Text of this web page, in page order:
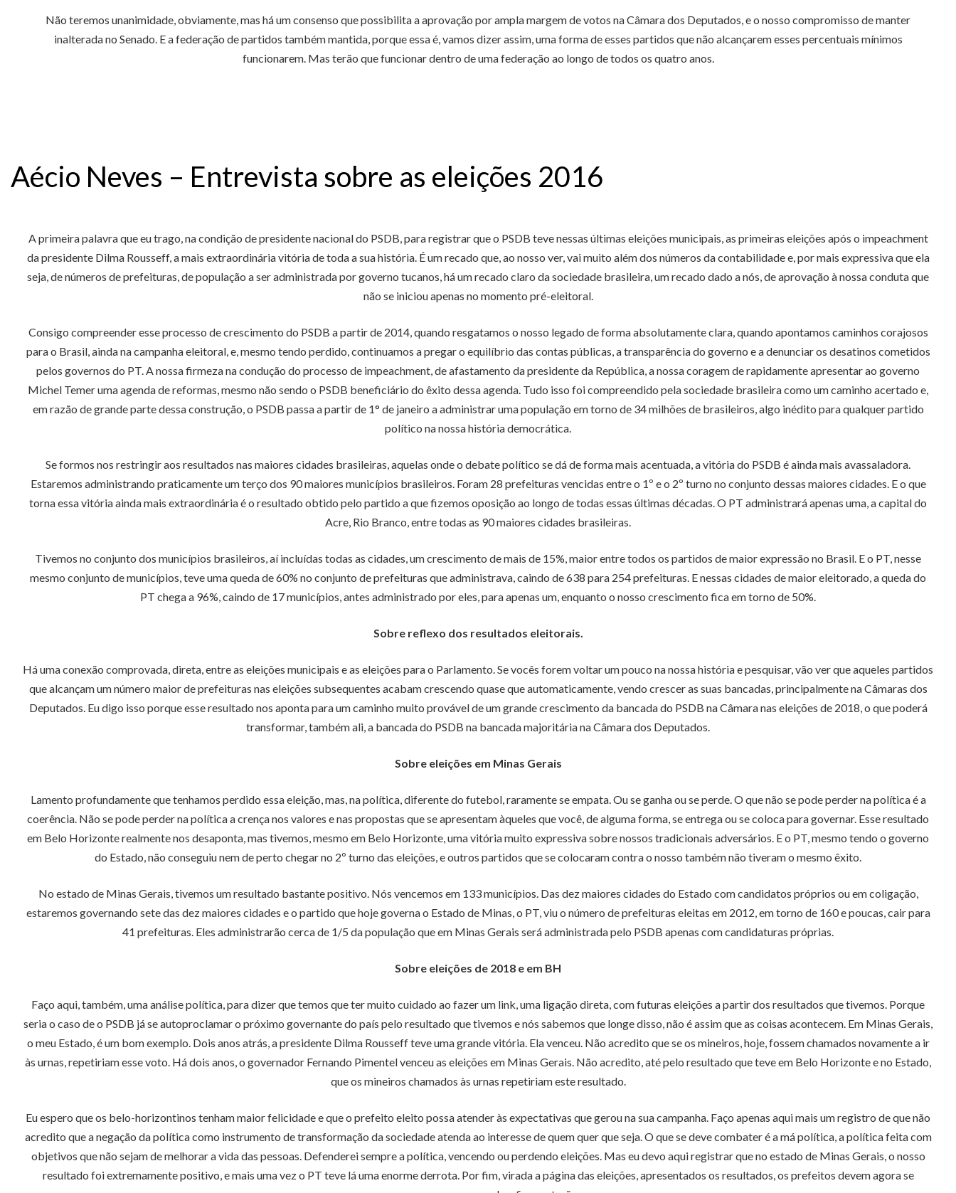
Não teremos unanimidade, obviamente, mas há um consenso que possibilita a aprovação por ampla margem de votos na Câmara dos Deputados, e o nosso compromisso de manter
inalterada no Senado. E a federação de partidos também mantida, porque essa é, vamos dizer assim, uma forma de esses partidos que não alcançarem esses percentuais mínimos
funcionarem. Mas terão que funcionar dentro de uma federação ao longo de todos os quatro anos.
Aécio Neves – Entrevista sobre as eleições 2016
A primeira palavra que eu trago, na condição de presidente nacional do PSDB, para registrar que o PSDB teve nessas últimas eleições municipais, as primeiras eleições após o impeachment
da presidente Dilma Rousseff, a mais extraordinária vitória de toda a sua história. É um recado que, ao nosso ver, vai muito além dos números da contabilidade e, por mais expressiva que ela
seja, de números de prefeituras, de população a ser administrada por governo tucanos, há um recado claro da sociedade brasileira, um recado dado a nós, de aprovação à nossa conduta que
não se iniciou apenas no momento pré-eleitoral.
Consigo compreender esse processo de crescimento do PSDB a partir de 2014, quando resgatamos o nosso legado de forma absolutamente clara, quando apontamos caminhos corajosos
para o Brasil, ainda na campanha eleitoral, e, mesmo tendo perdido, continuamos a pregar o equilíbrio das contas públicas, a transparência do governo e a denunciar os desatinos cometidos
pelos governos do PT. A nossa firmeza na condução do processo de impeachment, de afastamento da presidente da República, a nossa coragem de rapidamente apresentar ao governo
Michel Temer uma agenda de reformas, mesmo não sendo o PSDB beneficiário do êxito dessa agenda. Tudo isso foi compreendido pela sociedade brasileira como um caminho acertado e,
em razão de grande parte dessa construção, o PSDB passa a partir de 1° de janeiro a administrar uma população em torno de 34 milhões de brasileiros, algo inédito para qualquer partido
político na nossa história democrática.
Se formos nos restringir aos resultados nas maiores cidades brasileiras, aquelas onde o debate político se dá de forma mais acentuada, a vitória do PSDB é ainda mais avassaladora.
Estaremos administrando praticamente um terço dos 90 maiores municípios brasileiros. Foram 28 prefeituras vencidas entre o 1º e o 2º turno no conjunto dessas maiores cidades. E o que
torna essa vitória ainda mais extraordinária é o resultado obtido pelo partido a que fizemos oposição ao longo de todas essas últimas décadas. O PT administrará apenas uma, a capital do
Acre, Rio Branco, entre todas as 90 maiores cidades brasileiras.
Tivemos no conjunto dos municípios brasileiros, aí incluídas todas as cidades, um crescimento de mais de 15%, maior entre todos os partidos de maior expressão no Brasil. E o PT, nesse
mesmo conjunto de municípios, teve uma queda de 60% no conjunto de prefeituras que administrava, caindo de 638 para 254 prefeituras. E nessas cidades de maior eleitorado, a queda do
PT chega a 96%, caindo de 17 municípios, antes administrado por eles, para apenas um, enquanto o nosso crescimento fica em torno de 50%.
Sobre reflexo dos resultados eleitorais.
Há uma conexão comprovada, direta, entre as eleições municipais e as eleições para o Parlamento. Se vocês forem voltar um pouco na nossa história e pesquisar, vão ver que aqueles partidos
que alcançam um número maior de prefeituras nas eleições subsequentes acabam crescendo quase que automaticamente, vendo crescer as suas bancadas, principalmente na Câmaras dos
Deputados. Eu digo isso porque esse resultado nos aponta para um caminho muito provável de um grande crescimento da bancada do PSDB na Câmara nas eleições de 2018, o que poderá
transformar, também ali, a bancada do PSDB na bancada majoritária na Câmara dos Deputados.
Sobre eleições em Minas Gerais
Lamento profundamente que tenhamos perdido essa eleição, mas, na política, diferente do futebol, raramente se empata. Ou se ganha ou se perde. O que não se pode perder na política é a
coerência. Não se pode perder na política a crença nos valores e nas propostas que se apresentam àqueles que você, de alguma forma, se entrega ou se coloca para governar. Esse resultado
em Belo Horizonte realmente nos desaponta, mas tivemos, mesmo em Belo Horizonte, uma vitória muito expressiva sobre nossos tradicionais adversários. E o PT, mesmo tendo o governo
do Estado, não conseguiu nem de perto chegar no 2º turno das eleições, e outros partidos que se colocaram contra o nosso também não tiveram o mesmo êxito.
No estado de Minas Gerais, tivemos um resultado bastante positivo. Nós vencemos em 133 municípios. Das dez maiores cidades do Estado com candidatos próprios ou em coligação,
estaremos governando sete das dez maiores cidades e o partido que hoje governa o Estado de Minas, o PT, viu o número de prefeituras eleitas em 2012, em torno de 160 e poucas, cair para
41 prefeituras. Eles administrarão cerca de 1/5 da população que em Minas Gerais será administrada pelo PSDB apenas com candidaturas próprias.
Sobre eleições de 2018 e em BH
Faço aqui, também, uma análise política, para dizer que temos que ter muito cuidado ao fazer um link, uma ligação direta, com futuras eleições a partir dos resultados que tivemos. Porque
seria o caso de o PSDB já se autoproclamar o próximo governante do país pelo resultado que tivemos e nós sabemos que longe disso, não é assim que as coisas acontecem. Em Minas Gerais,
o meu Estado, é um bom exemplo. Dois anos atrás, a presidente Dilma Rousseff teve uma grande vitória. Ela venceu. Não acredito que se os mineiros, hoje, fossem chamados novamente a ir
às urnas, repetiriam esse voto. Há dois anos, o governador Fernando Pimentel venceu as eleições em Minas Gerais. Não acredito, até pelo resultado que teve em Belo Horizonte e no Estado,
que os mineiros chamados às urnas repetiriam este resultado.
Eu espero que os belo-horizontinos tenham maior felicidade e que o prefeito eleito possa atender às expectativas que gerou na sua campanha. Faço apenas aqui mais um registro de que não
acredito que a negação da política como instrumento de transformação da sociedade atenda ao interesse de quem quer que seja. O que se deve combater é a má política, a política feita com
objetivos que não sejam de melhorar a vida das pessoas. Defenderei sempre a política, vencendo ou perdendo eleições. Mas eu devo aqui registrar que no estado de Minas Gerais, o nosso
resultado foi extremamente positivo, e mais uma vez o PT teve lá uma enorme derrota. Por fim, virada a página das eleições, apresentados os resultados, os prefeitos devem agora se